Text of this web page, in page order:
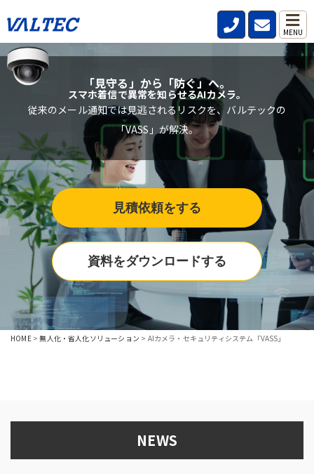
MENU
HOME>無人化・省人化ソリューション > AIカメラ・セキュリティシステム「VASS」
「見守る」から「防ぐ」へ。
スマホ着信で異常を知らせるAIカメラ。
従来のメール通知では見逃されるリスクを、バルテックの
「VASS」が解決。
見積依頼をする
資料をダウンロードする
NEWS